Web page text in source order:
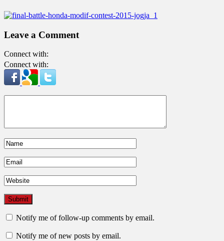
Leave a Comment
Connect with:
Connect with:
Notify me of follow-up comments by email.
Notify me of new posts by email.